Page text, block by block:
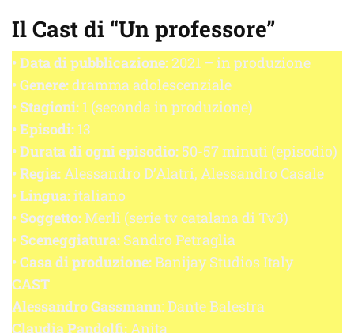
Il Cast di “Un professore”
• Data di pubblicazione:2021 – in produzione
• Genere:dramma adolescenziale
• Stagioni: 1 (seconda in produzione)
• Episodi: 13
• Durata di ogni episodio: 50-57 minuti (episodio)
• Regia:Alessandro D’Alatri, Alessandro Casale
• Lingua:italiano
• Soggetto: Merlì (serie tv catalana di Tv3)
• Sceneggiatura: Sandro Petraglia
• Casa di produzione:Banijay Studios Italy
CAST
Alessandro Gassmann: Dante Balestra
Claudia Pandolfi:Anita